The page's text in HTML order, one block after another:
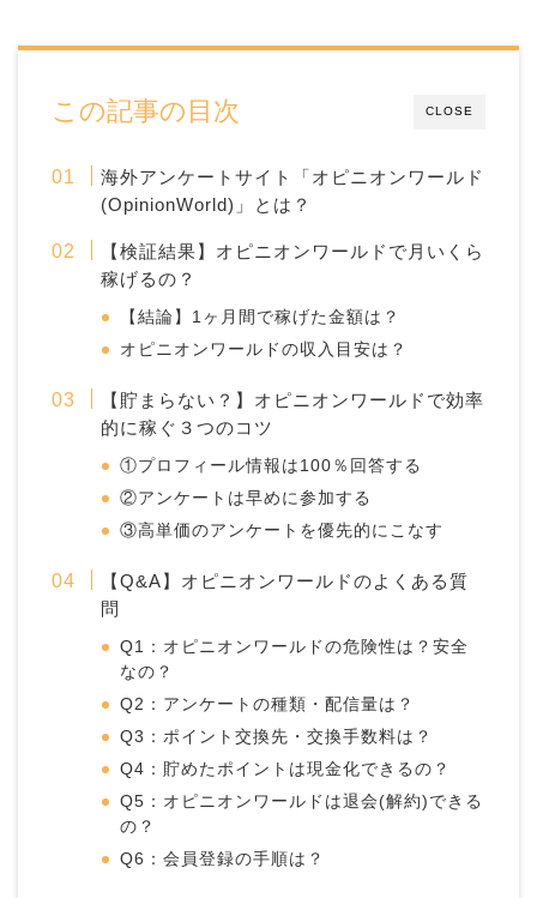
CLOSE
この記事の目次
海外アンケートサイト「オピニオンワールド
(OpinionWorld)」とは？
【検証結果】オピニオンワールドで月いくら
稼げるの？
【結論】1ヶ月間で稼げた金額は？
オピニオンワールドの収入目安は？
【貯まらない？】オピニオンワールドで効率
的に稼ぐ３つのコツ
①プロフィール情報は100％回答する
②アンケートは早めに参加する
③高単価のアンケートを優先的にこなす
【Q&A】オピニオンワールドのよくある質
問
Q1：オピニオンワールドの危険性は？安全
なの？
Q2：アンケートの種類・配信量は？
Q3：ポイント交換先・交換手数料は？
Q4：貯めたポイントは現金化できるの？
Q5：オピニオンワールドは退会(解約)できる
の？
Q6：会員登録の手順は？